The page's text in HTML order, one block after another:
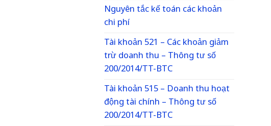
Nguyên tắc kế toán các khoản
chi phí
Tài khoản 521 – Các khoản giảm
trừ doanh thu – Thông tư số
200/2014/TT-BTC
Tài khoản 515 – Doanh thu hoạt
động tài chính – Thông tư số
200/2014/TT-BTC